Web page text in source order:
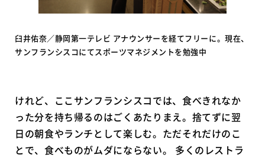
臼井佑奈／静岡第一テレビ アナウンサーを経てフリーに。現在、
サンフランシスコにてスポーツマネジメントを勉強中
けれど、ここサンフランシスコでは、食べきれなか
った分を持ち帰るのはごくあたりまえ。捨てずに翌
日の朝食やランチとして楽しむ。ただそれだけのこ
とで、食べものがムダにならない。 多くのレストラ